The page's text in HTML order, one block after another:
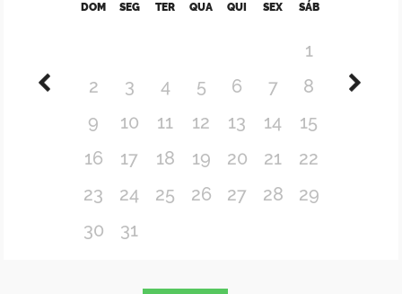
DOM SEG TER QUA QUI SEX SÁB
1
2
3 4 5 6 7
8
9
10 11 12 13 14
15
16
17 18 19 20 21
22
23
24 25 26 27 28
29
30
31